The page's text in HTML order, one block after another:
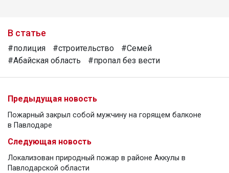
В статье
#полиция #строительство
#Семей
#Абайская область
#пропал без вести
Предыдущая новость
Пожарный закрыл собой мужчину на горящем балконе
в Павлодаре
Следующая новость
Локализован природный пожар в районе Аккулы в
Павлодарской области